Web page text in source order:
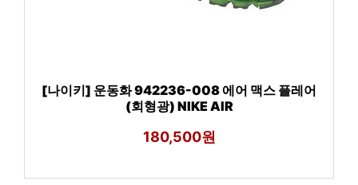
[나이키] 운동화 942236-008 에어 맥스 플레어
(회형광) NIKE AIR
180,500원